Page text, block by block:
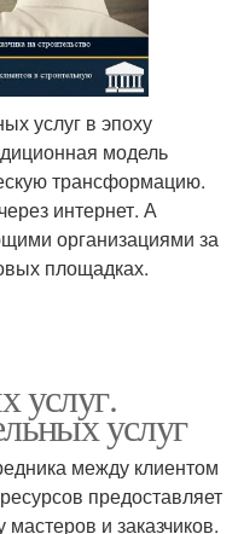
услуг в эпоху
модель
трансформацию.
интернет. А
организациями за
площадках.
услуг.
услуг
между клиентом
предоставляет
мастеров и заказчиков.